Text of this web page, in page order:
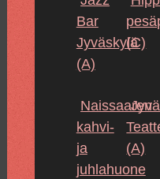
Bar
Jyväskylä
(A)
(C)
Naissaaren
kahvi-
ja
juhlahuone
(A)